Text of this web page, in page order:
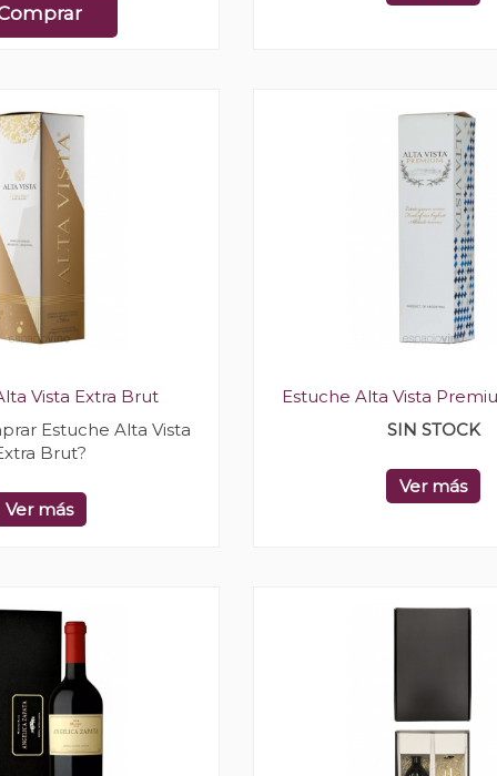
Vista Extra Brut
Estuche Alta Vista
Brut?
Ver más
Estuche Alta Vista
SIN STOCK
Ver más